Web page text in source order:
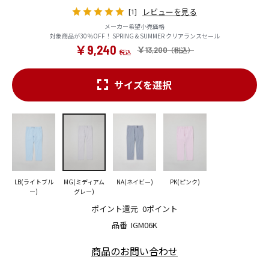
[1] レビューを見る
メーカー希望小売価格
対象商品が30％OFF！ SPRING & SUMMER クリアランスセール
￥13,200
￥9,240
品番 IGM06K
ポイント還元 0ポイント
サイズを選択
LB(ライトブル
ー)
MG(ミディアム
グレー)
NA(ネイビー) PK(ピンク)
商品のお問い合わせ